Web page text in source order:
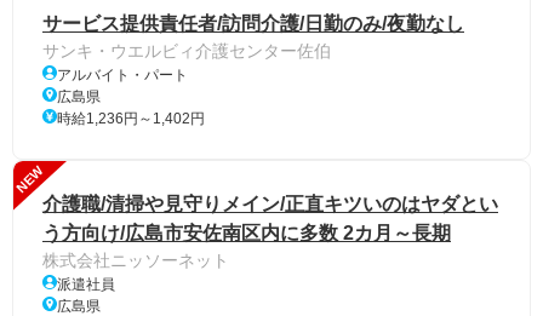
サービス提供責任者/訪問介護/日勤のみ/夜勤なし
サンキ・ウエルビィ介護センター佐伯
アルバイト・パート
広島県
時給1,236円～1,402円
NEW
介護職/清掃や見守りメイン/正直キツいのはヤダとい
う方向け/広島市安佐南区内に多数 2カ月～長期
株式会社ニッソーネット
派遣社員
広島県